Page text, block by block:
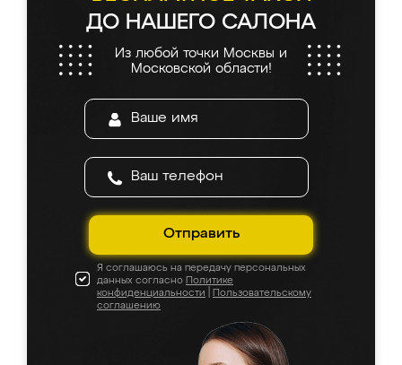
ДО НАШЕГО САЛОНА
Из любой точки Москвы и
Московской области!
Отправить
Я соглашаюсь на передачу персональных
данных согласно Политике
конфиденциальности
Пользовательскому
соглашению